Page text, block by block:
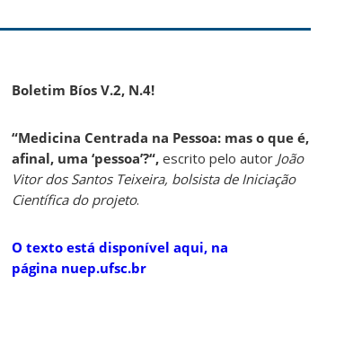
Boletim Bíos V.2, N.4!
“Medicina Centrada na Pessoa: mas o que é,
afinal, uma ‘pessoa’?“, escrito pelo autor João
Vitor dos Santos Teixeira, bolsista de Iniciação
Científica do projeto.
O texto está disponível aqui, na
página nuep.ufsc.br